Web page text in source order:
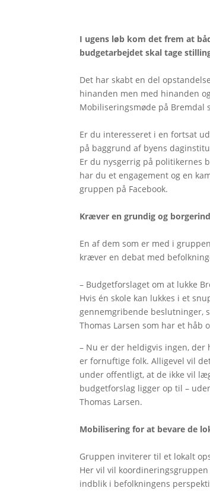
I ugens løb kom det frem at
budgetarbejdet skal tage
Det har skabt en del
hinanden men med hinanden
Mobiliseringsmøde på Bremdal
Er du interesseret i en fortsat
på baggrund af byens
Er du nysgerrig på politikernes
har du et engagement og en
gruppen på Facebook.
Kræver en grundig og
En af dem som er med i
kræver en debat med
– Budgetforslaget om at lukke
Hvis én skole kan lukkes i et
gennemgribende beslutninger,
Thomas Larsen som har et håb
– Nu er der heldigvis ingen,
er fornuftige folk. Alligevel vil
under offentligt, at de ikke vil
budgetforslag ligger op til –
Thomas Larsen.
Mobilisering for at bevare de
Gruppen inviterer til et lokalt
Her vil vil
indblik i befolkningens